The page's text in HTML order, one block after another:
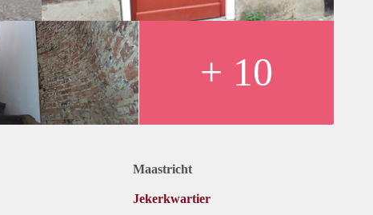
maand.
+ 10
Maastricht
Jekerkwartier